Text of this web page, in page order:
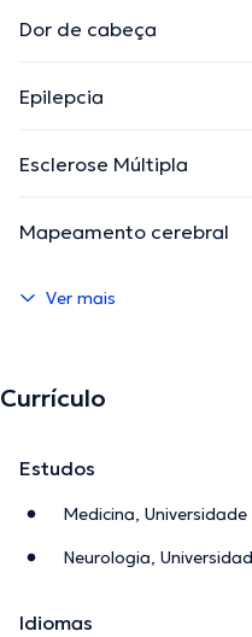
Dor de cabeça
Epilepcia
Esclerose Múltipla
Mapeamento cerebral
Ver mais
Currículo
Estudos
Medicina,
Neurologia,
Idiomas